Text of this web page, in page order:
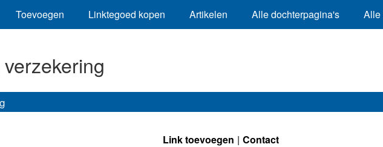
Toevoegen Linktegoed kopen Artikelen Alle dochterpagina's Alle
Link toevoegen Contact